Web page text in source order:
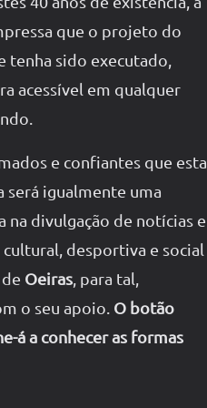
que o projeto do
tenha sido executado,
acessível em qualquer
e confiantes que esta
será igualmente uma
na divulgação de notícias e
desportiva e social
Oeiras , para tal,
o seu apoio. O botão
á a conhecer as formas